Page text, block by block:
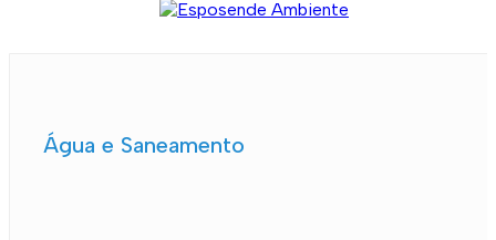
Água e Saneamento